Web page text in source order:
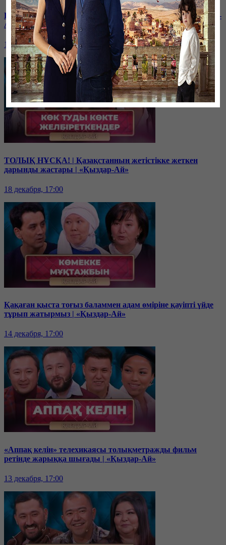
Балам мектептегі буллингтен кейін өзгеріп кетті | «Қыздар-
Ай»
19 декабря, 17:00
ТОЛЫҚ НҰСҚА! | Қазақстанның жетістікке жеткен
дарынды жастары | «Қыздар-Ай»
18 декабря, 17:00
Қақаған қыста тоғыз баламмен адам өміріне қауіпті үйде
тұрып жатырмыз | «Қыздар-Ай»
14 декабря, 17:00
«Аппақ келін» телехикаясы толықметражды фильм
ретінде жарыққа шығады | «Қыздар-Ай»
13 декабря, 17:00